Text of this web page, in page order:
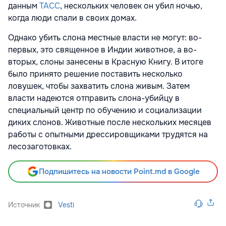
даннымТАСС, нескольких человек он убил ночью,
когда люди спали в своих домах.
Однако убить слона местные власти не могут: во-
первых, это священное в Индии животное, а во-
вторых, слоны занесены в Красную Книгу. В итоге
было принято решение поставить несколько
ловушек, чтобы захватить слона живым. Затем
власти надеются отправить слона-убийцу в
специальный центр по обучению и социализации
диких слонов. Животные после нескольких месяцев
работы с опытными дрессировщиками трудятся на
лесозаготовках.
Подпишитесь на новости Point.md в Google
Источник Vesti